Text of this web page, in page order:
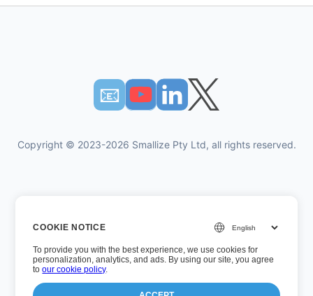
📧︎
Copyright © 2023-2026 Smallize Pty Ltd, all rights reserved.
गोपनीयता नीति
कार्यपालक अभिगम
COOKIE NOTICE
To provide you with the best experience, we use cookies for
personalization, analytics, and ads. By using our site, you agree
toour cookie policy.